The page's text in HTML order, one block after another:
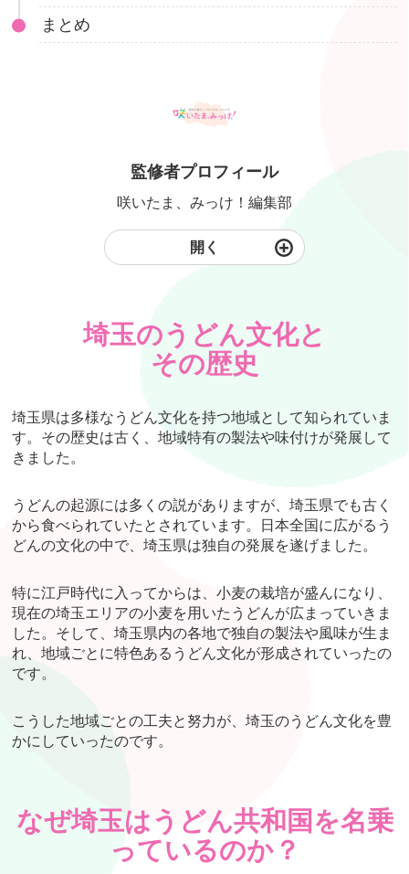
まとめ
監修者プロフィール
咲いたま、みっけ！編集部
開く
埼玉のうどん文化と
その歴史
埼玉県は多様なうどん文化を持つ地域として知られていま
す。その歴史は古く、地域特有の製法や味付けが発展して
きました。
うどんの起源には多くの説がありますが、埼玉県でも古く
から食べられていたとされています。日本全国に広がるう
どんの文化の中で、埼玉県は独自の発展を遂げました。
特に江戸時代に入ってからは、小麦の栽培が盛んになり、
現在の埼玉エリアの小麦を用いたうどんが広まっていきま
した。そして、埼玉県内の各地で独自の製法や風味が生ま
れ、地域ごとに特色あるうどん文化が形成されていったの
です。
こうした地域ごとの工夫と努力が、埼玉のうどん文化を豊
かにしていったのです。
なぜ埼玉はうどん共和国を名乗
っているのか？